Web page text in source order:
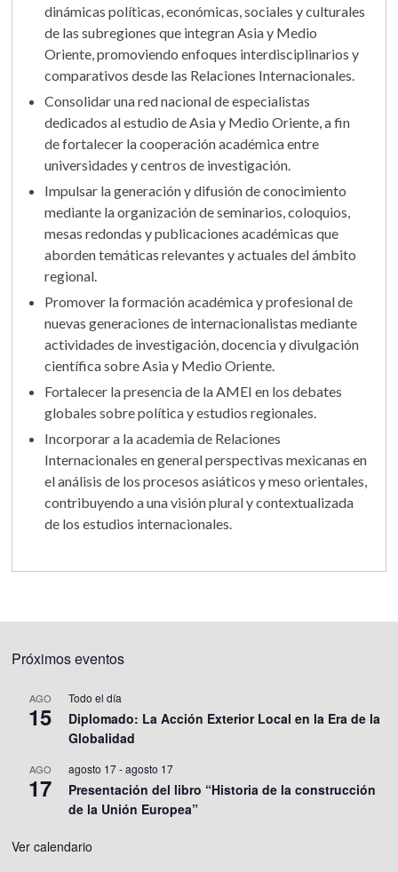
dinámicas políticas, económicas, sociales y culturales
de las subregiones que integran Asia y Medio
Oriente, promoviendo enfoques interdisciplinarios y
comparativos desde las Relaciones Internacionales.
Consolidar una red nacional de especialistas
dedicados al estudio de Asia y Medio Oriente, a fin
de fortalecer la cooperación académica entre
universidades y centros de investigación.
Impulsar la generación y difusión de conocimiento
mediante la organización de seminarios, coloquios,
mesas redondas y publicaciones académicas que
aborden temáticas relevantes y actuales del ámbito
regional.
Promover la formación académica y profesional de
nuevas generaciones de internacionalistas mediante
actividades de investigación, docencia y divulgación
científica sobre Asia y Medio Oriente.
Fortalecer la presencia de la AMEI en los debates
globales sobre política y estudios regionales.
Incorporar a la academia de Relaciones
Internacionales en general perspectivas mexicanas en
el análisis de los procesos asiáticos y meso orientales,
contribuyendo a una visión plural y contextualizada
de los estudios internacionales.
Próximos eventos
AGO
15
Todo el día
Diplomado: La Acción Exterior Local en la Era de la
Globalidad
AGO
17
agosto 17-agosto 17
Presentación del libro “Historia de la construcción
de la Unión Europea”
Ver calendario